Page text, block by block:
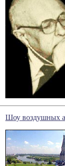
Шоу воздушных